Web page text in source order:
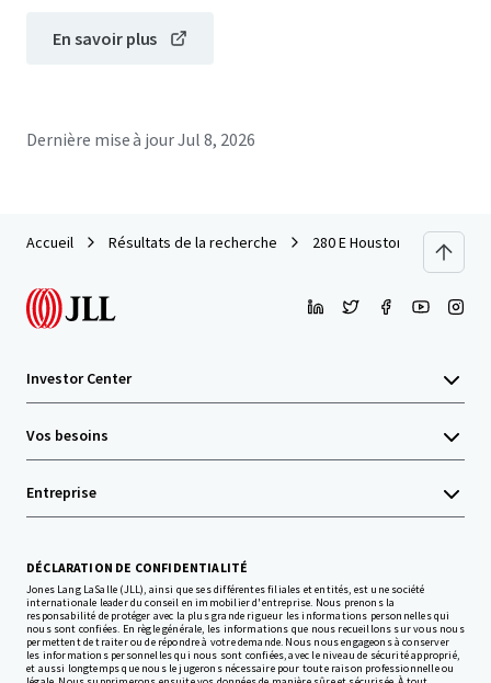
En savoir plus
Dernière mise à jourJul 8, 2026
Accueil Résultats de la recherche 280 E Houston
Investor Center
Vos besoins
Entreprise
DÉCLARATION DE CONFIDENTIALITÉ
Jones Lang LaSalle (JLL), ainsi que ses différentes filiales et entités, est une société
internationale leader du conseil en immobilier d'entreprise. Nous prenons la
responsabilité de protéger avec la plus grande rigueur les informations personnelles qui
nous sont confiées. En règle générale, les informations que nous recueillons sur vous nous
permettent de traiter ou de répondre à votre demande. Nous nous engageons à conserver
les informations personnelles qui nous sont confiées, avec le niveau de sécurité approprié,
et aussi longtemps que nous le jugerons nécessaire pour toute raison professionnelle ou